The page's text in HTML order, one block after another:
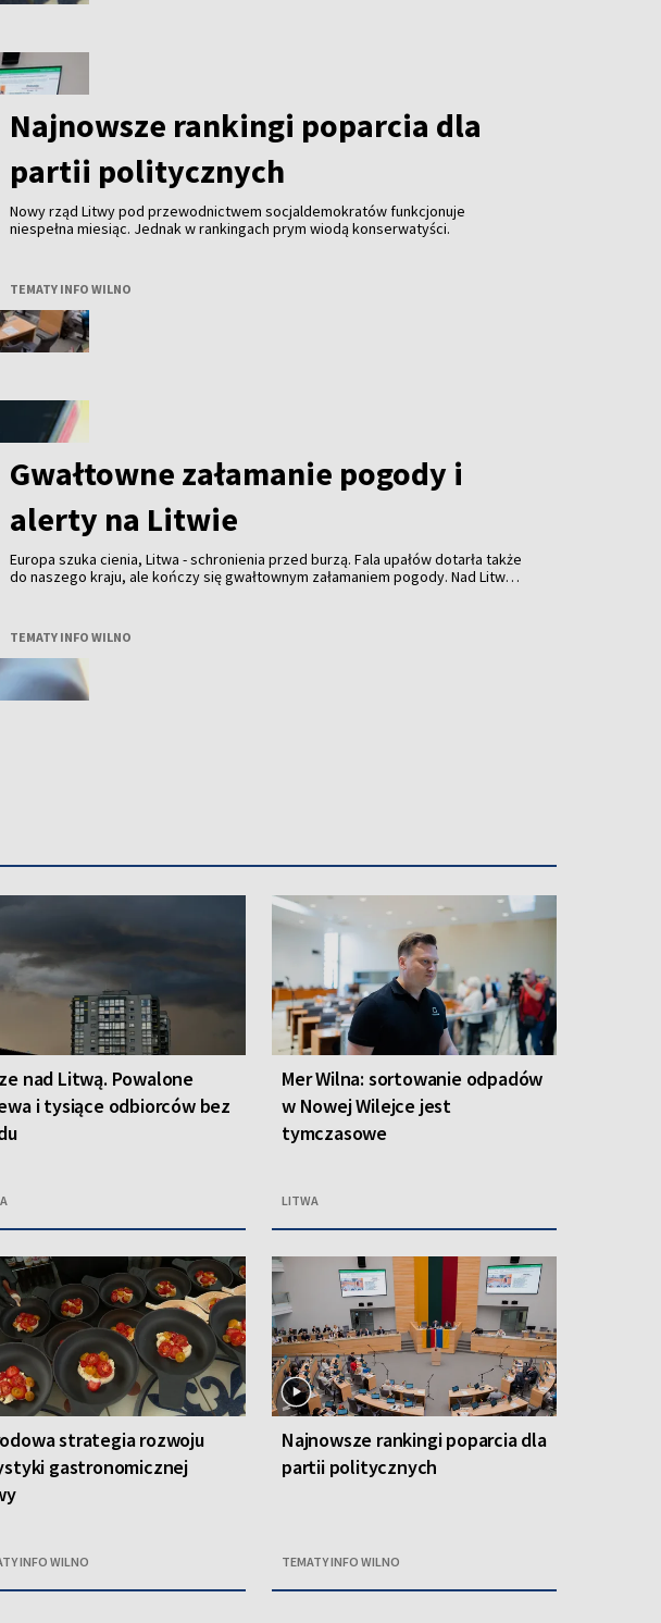
Najnowsze rankingi poparcia dla
partii politycznych
Nowy rząd Litwy pod przewodnictwem socjaldemokratów funkcjonuje
niespełna miesiąc. Jednak w rankingach prym wiodą konserwatyści.
TEMATY INFO WILNO
Gwałtowne załamanie pogody i
alerty na Litwie
Europa szuka cienia, Litwa - schronienia przed burzą. Fala upałów dotarła także
do naszego kraju, ale kończy się gwałtownym załamaniem pogody. Nad Litwą
TEMATY INFO WILNO
nad Litwą. Powalone
i tysiące odbiorców bez
Mer Wilna: sortowanie odpadów
w Nowej Wilejce jest
tymczasowe
LITWA
strategia rozwoju
gastronomicznej
INFO WILNO
Najnowsze rankingi poparcia dla
partii politycznych
TEMATY INFO WILNO